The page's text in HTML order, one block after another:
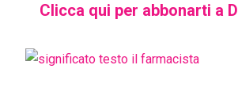
Clicca qui per abbonarti a